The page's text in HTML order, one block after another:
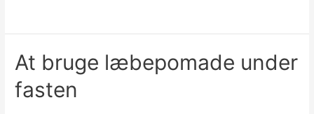
At bruge læbepomade under
fasten